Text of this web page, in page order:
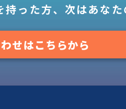
持った方、 次はあなた
せはこちらから